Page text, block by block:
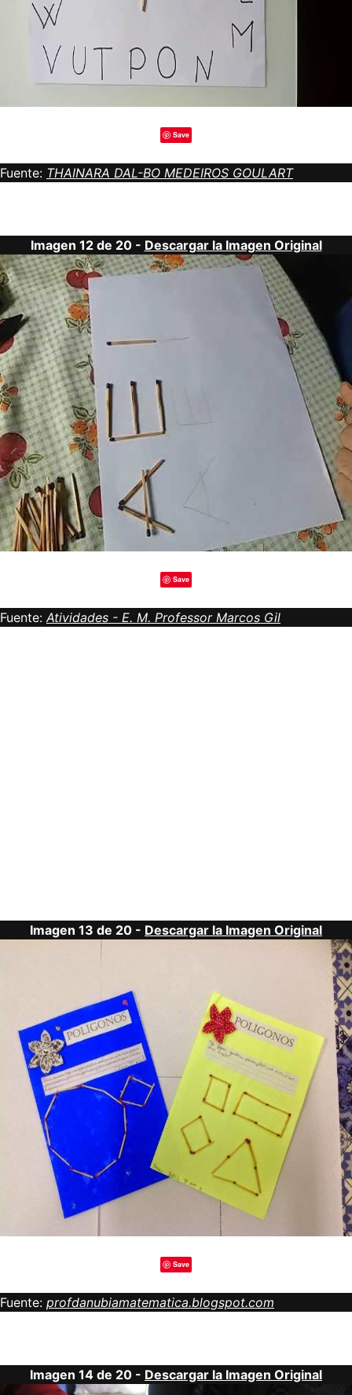
Save
Fuente: THAINARA DAL-BO MEDEIROS GOULART
Imagen 12 de 20 - Descargar la Imagen Original
Save
Fuente: Atividades - E. M. Professor Marcos Gil
Imagen 13 de 20 - Descargar la Imagen Original
Save
Fuente: profdanubiamatematica.blogspot.com
Imagen 14 de 20 - Descargar la Imagen Original